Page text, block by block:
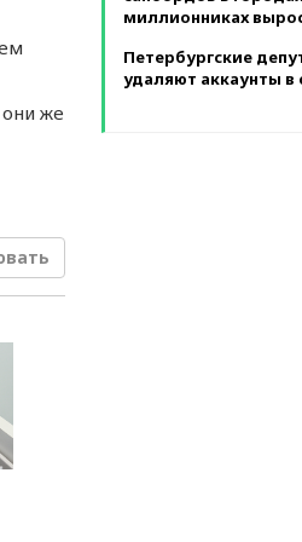
жe
миллионниках
Петербургские
удаляют аккаунты в